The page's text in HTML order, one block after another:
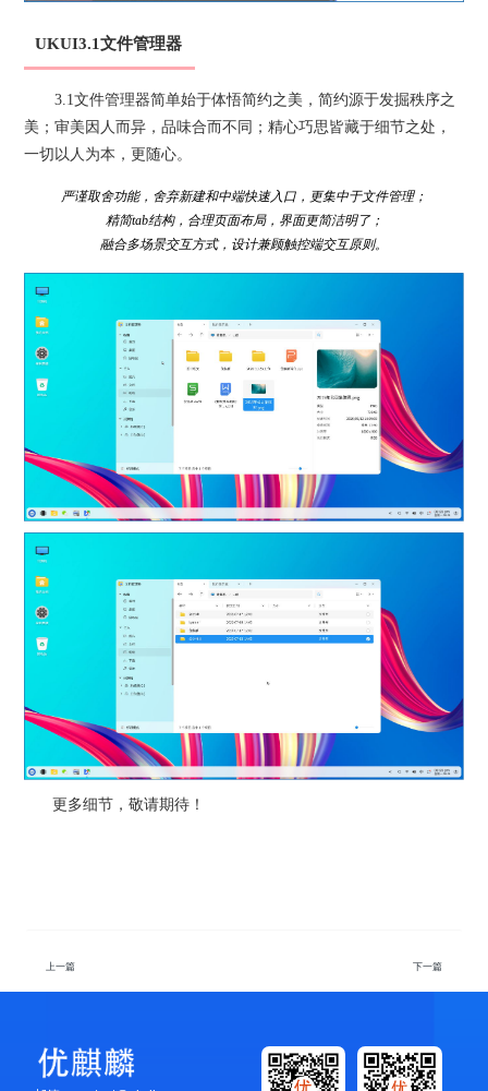
UKUI3.1文件管理器
3.1文件管理器简单始于体悟简约之美，简约源于发掘秩序之
美；审美因人而异，品味合而不同；精心巧思皆藏于细节之处，
一切以人为本，更随心。
严谨取舍功能，舍弃新建和中端快速入口，更集中于文件管理；
精简tab结构，合理页面布局，界面更简洁明了；
融合多场景交互方式，设计兼顾触控端交互原则。
更多细节，敬请期待！
上一篇 下一篇